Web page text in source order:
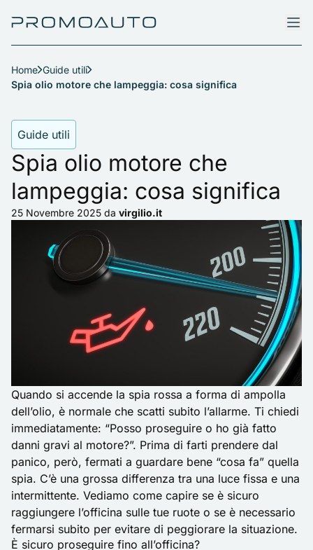
Home Guide utili
Spia olio motore che lampeggia: cosa significa
Guide utili
Spia olio motore che
lampeggia: cosa significa
25 Novembre 2025 da virgilio.it
Quando si accende la spia rossa a forma di ampolla
dell’olio, è normale che scatti subito l’allarme. Ti chiedi
immediatamente: “Posso proseguire o ho già fatto
danni gravi al motore?”. Prima di farti prendere dal
panico, però, fermati a guardare bene “cosa fa” quella
spia. C’è una grossa differenza tra una luce fissa e una
intermittente. Vediamo come capire se è sicuro
raggiungere l’officina sulle tue ruote o se è necessario
fermarsi subito per evitare di peggiorare la situazione.
È sicuro proseguire fino all’officina?